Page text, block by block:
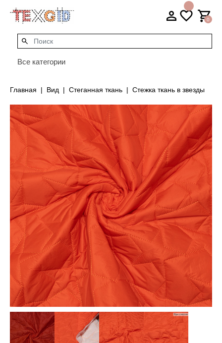
0
Все категории
Главная Вид Стеганная ткань Стежка ткань в звезды